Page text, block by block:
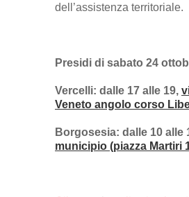
dell’assistenza territoriale.
Presidi di sabato 24
Vercelli: dalle 17 alle 19,
Veneto angolo corso
Borgosesia: dalle 10 alle
municipio (piazza Martiri